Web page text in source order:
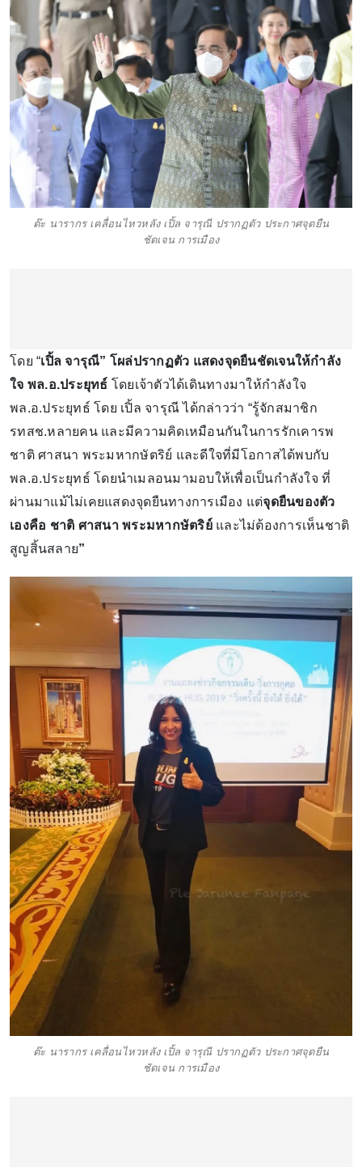
ต๊ะ นารากร เคลื่อนไหวหลัง เปิ้ล จารุณี ปรากฏตัว ประกาศจุดยืน
ชัดเจน การเมือง
โดย “เปิ้ล จารุณี” โผล่ปรากฏตัว แสดงจุดยืนชัดเจนให้กำลัง
ใจ พล.อ.ประยุทธ์ โดยเจ้าตัวได้เดินทางมาให้กำลังใจ
พล.อ.ประยุทธ์ โดย เปิ้ล จารุณี ได้กล่าวว่า “รู้จักสมาชิก
รทสช.หลายคน และมีความคิดเหมือนกันในการรักเคารพ
ชาติ ศาสนา พระมหากษัตริย์ และดีใจที่มีโอกาสได้พบกับ
พล.อ.ประยุทธ์ โดยนำเมลอนมามอบให้เพื่อเป็นกำลังใจ ที่
ผ่านมาแม้ไม่เคยแสดงจุดยืนทางการเมือง แต่จุดยืนของตัว
เองคือ ชาติ ศาสนา พระมหากษัตริย์ และไม่ต้องการเห็นชาติ
สูญสิ้นสลาย”
ต๊ะ นารากร เคลื่อนไหวหลัง เปิ้ล จารุณี ปรากฏตัว ประกาศจุดยืน
ชัดเจน การเมือง